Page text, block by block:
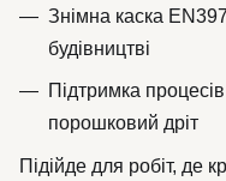
Знімна каска
будівництві
Підтримка
порошковий дріт
Підійде для робіт, де